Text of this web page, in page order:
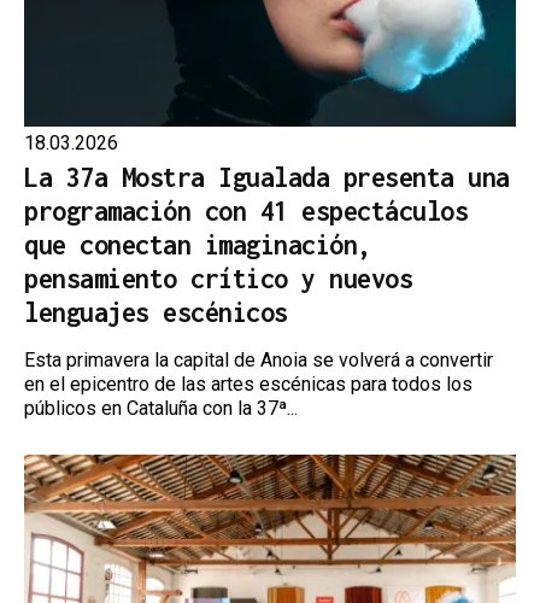
18.03.2026
La 37a Mostra Igualada presenta una
programación con 41 espectáculos
que conectan imaginación,
pensamiento crítico y nuevos
lenguajes escénicos
Esta primavera la capital de Anoia se volverá a convertir
en el epicentro de las artes escénicas para todos los
públicos en Cataluña con la 37ª...